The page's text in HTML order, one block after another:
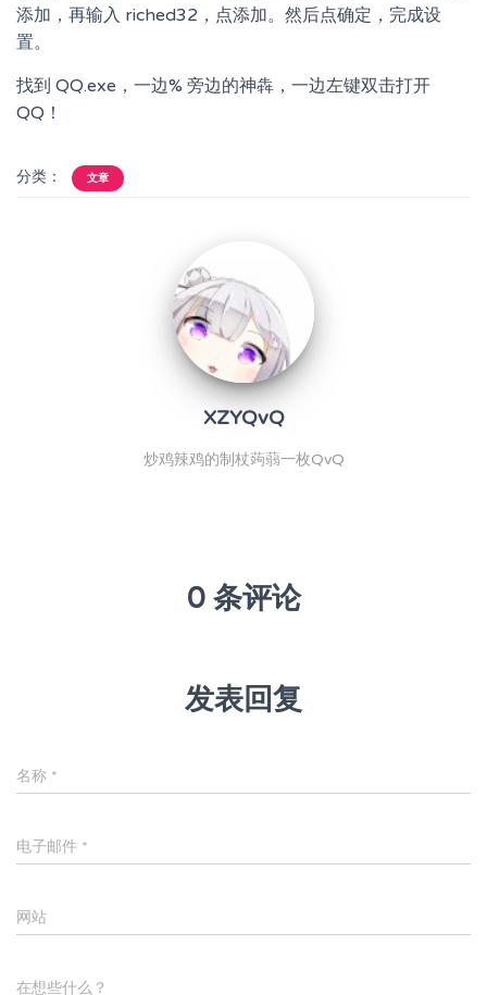
添加，再输入 riched32，点添加。然后点确定，完成设
置。
找到 QQ.exe，一边% 旁边的神犇，一边左键双击打开
QQ！
分类： 文章
XZYQvQ
炒鸡辣鸡的制杖蒟蒻一枚QvQ
0 条评论
发表回复
名称 *
电子邮件 *
网站
在想些什么？